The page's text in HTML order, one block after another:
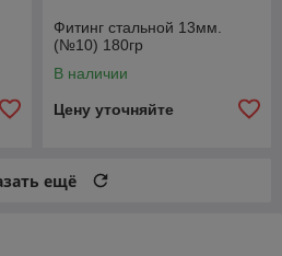
Фитинг стальной 13мм.
(№10) 180гр
В наличии
Цену уточняйте
ещё